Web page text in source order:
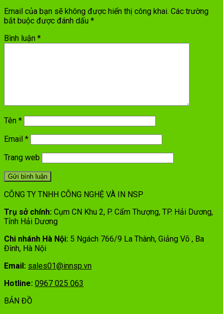
Email của bạn sẽ không được hiển thị công khai. Các trường
bắt buộc được đánh dấu *
Bình luận *
Tên *
Email *
Trang web
CÔNG TY TNHH CÔNG NGHỆ VÀ IN NSP
Trụ sở chính: Cụm CN Khu 2, P. Cẩm Thượng, TP. Hải Dương,
Tỉnh Hải Dương
Chi nhánh Hà Nội: 5 Ngách 766/9 La Thành, Giảng Võ , Ba
Đình, Hà Nội
Email: sales01@innsp.vn
Hotline: 0967 025 063
BẢN ĐỒ